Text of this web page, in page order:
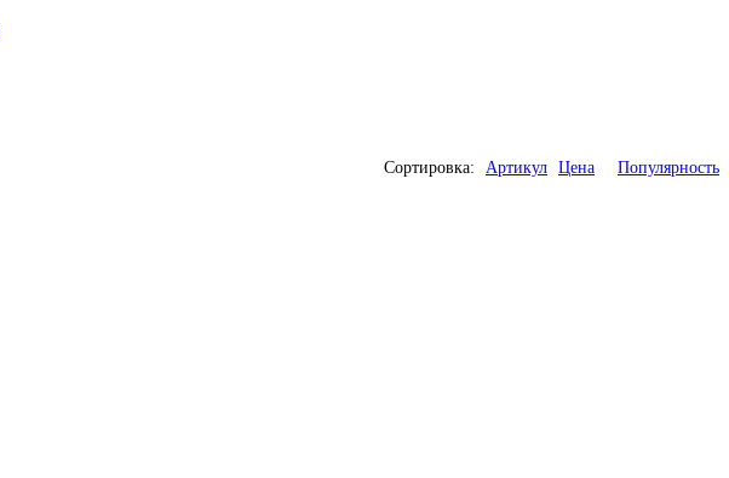
Сортировка: Артикул Цена Популярность